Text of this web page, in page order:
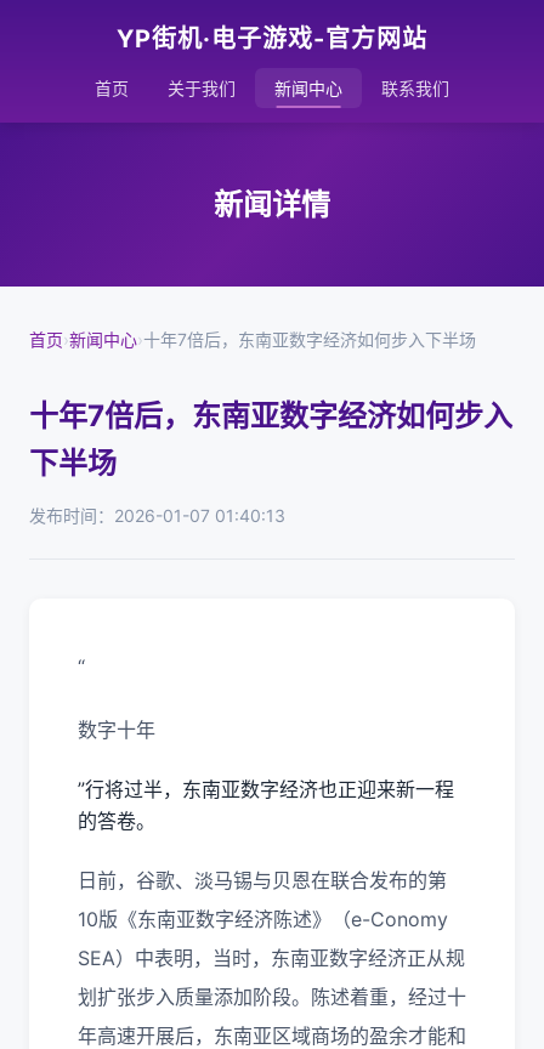
YP街机·电子游戏-官方网站
首页 关于我们 新闻中心 联系我们
新闻详情
首页›新闻中心›十年7倍后，东南亚数字经济如何步入下半场
十年7倍后，东南亚数字经济如何步入
下半场
发布时间：2026-01-07 01:40:13
“
数字十年
”行将过半，东南亚数字经济也正迎来新一程
的答卷。
日前，谷歌、淡马锡与贝恩在联合发布的第
10版《东南亚数字经济陈述》（e-Conomy
SEA）中表明，当时，东南亚数字经济正从规
划扩张步入质量添加阶段。陈述着重，经过十
年高速开展后，东南亚区域商场的盈余才能和